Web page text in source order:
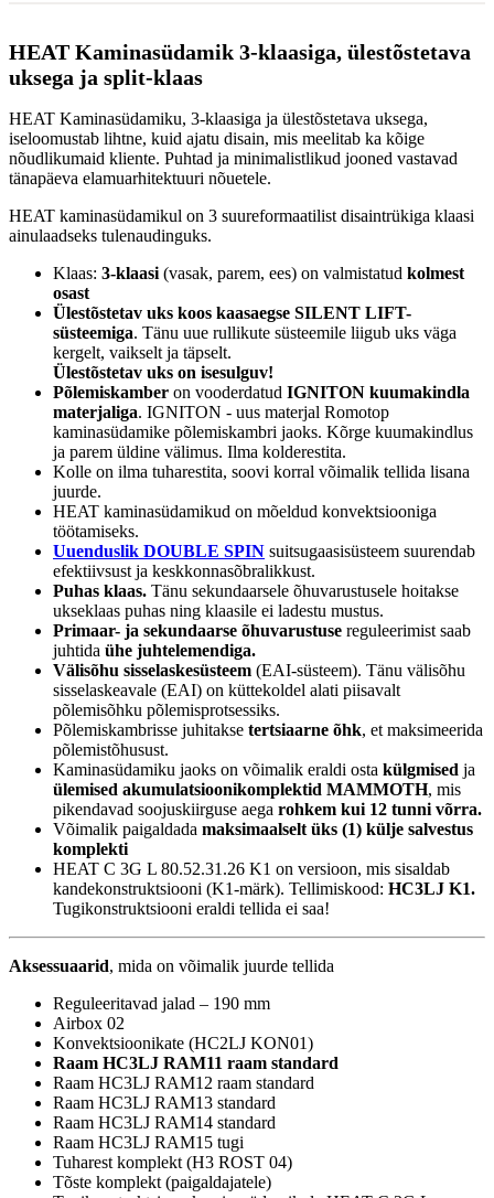
Klaasi kuju:
3-klaasiga
Uks avaneb:
Materjal:
Teras
Kütus:
Soojasalvestus element:
Jah
Vastab normidele:
Garantii:
2 aastat
Energiaklass:
VÄHEM INFOT
HEAT Kaminasüdamik 3-klaasiga, ülestõstetava
uksega ja split-klaas
HEAT Kaminasüdamiku, 3-klaasiga ja ülestõstetava uksega,
iseloomustab lihtne, kuid ajatu disain, mis meelitab ka kõige
nõudlikumaid kliente. Puhtad ja minimalistlikud jooned vastavad
tänapäeva elamuarhitektuuri nõuetele.
HEAT kaminasüdamikul on 3 suureformaatilist disaintrükiga klaasi
ainulaadseks tulenaudinguks.
Klaas: 3-klaasi (vasak, parem, ees) on valmistatud kolmest
osast
Ülestõstetav uks koos kaasaegse SILENT LIFT-
süsteemiga. Tänu uue rullikute süsteemile liigub uks väga
kergelt, vaikselt ja täpselt.
Ülestõstetav uks on isesulguv!
Põlemiskamber on vooderdatud IGNITON kuumakindla
materjaliga. IGNITON - uus materjal Romotop
kaminasüdamike põlemiskambri jaoks. Kõrge kuumakindlus
ja parem üldine välimus. Ilma kolderestita.
Kolle on ilma tuharestita, soovi korral võimalik tellida lisana
juurde.
HEAT kaminasüdamikud on mõeldud konvektsiooniga
töötamiseks.
Uuenduslik DOUBLE SPIN suitsugaasisüsteem suurendab
efektiivsust ja keskkonnasõbralikkust.
Puhas klaas. Tänu sekundaarsele õhuvarustusele hoitakse
ukseklaas puhas ning klaasile ei ladestu mustus.
Primaar- ja sekundaarse õhuvarustuse reguleerimist saab
juhtida ühe juhtelemendiga.
Välisõhu sisselaskesüsteem (EAI-süsteem). Tänu välisõhu
sisselaskeavale (EAI) on küttekoldel alati piisavalt
põlemisõhku põlemisprotsessiks.
Põlemiskambrisse juhitakse tertsiaarne õhk, et maksimeerida
põlemistõhusust.
Kaminasüdamiku jaoks on võimalik eraldi osta külgmised ja
ülemised akumulatsioonikomplektid MAMMOTH, mis
pikendavad soojuskiirguse aega rohkem kui 12 tunni võrra.
Võimalik paigaldada maksimaalselt üks (1) külje salvestus
komplekti
HEAT C 3G L 80.52.31.26 K1 on versioon, mis sisaldab
kandekonstruktsiooni (K1-märk). Tellimiskood: HC3LJ K1.
Tugikonstruktsiooni eraldi tellida ei saa!
Aksessuaarid, mida on võimalik juurde tellida
Reguleeritavad jalad – 190 mm
Airbox 02
Konvektsioonikate (HC2LJ KON01)
Raam HC3LJ RAM11 raam standard
Raam HC3LJ RAM12 raam standard
Raam HC3LJ RAM13 standard
Raam HC3LJ RAM14 standard
Raam HC3LJ RAM15 tugi
Tuharest komplekt (H3 ROST 04)
Tõste komplekt (paigaldajatele)